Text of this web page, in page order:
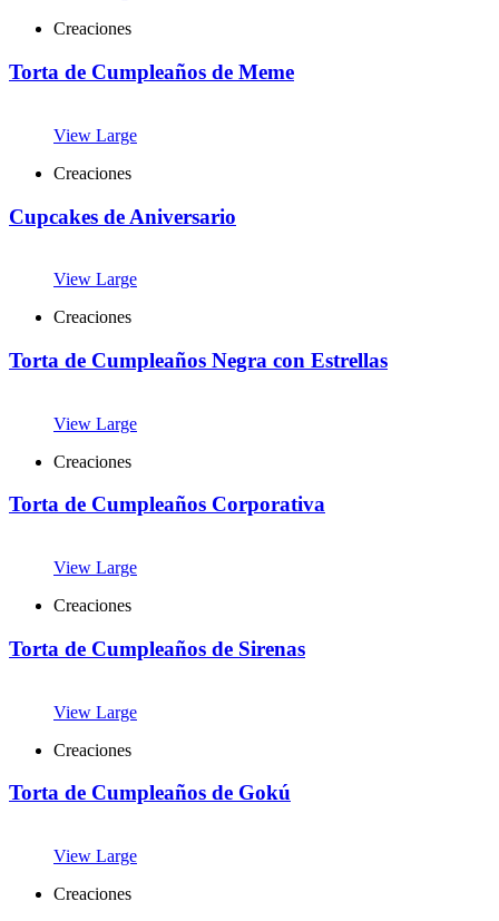
Creaciones
Torta de Cumpleaños de Meme
View Large
Creaciones
Cupcakes de Aniversario
View Large
Creaciones
Torta de Cumpleaños Negra con Estrellas
View Large
Creaciones
Torta de Cumpleaños Corporativa
View Large
Creaciones
Torta de Cumpleaños de Sirenas
View Large
Creaciones
Torta de Cumpleaños de Gokú
View Large
Creaciones